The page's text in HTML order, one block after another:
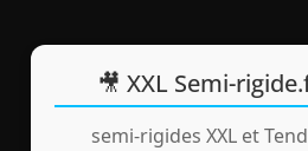
🎥 XXL Semi-
semi-rigides XXL et